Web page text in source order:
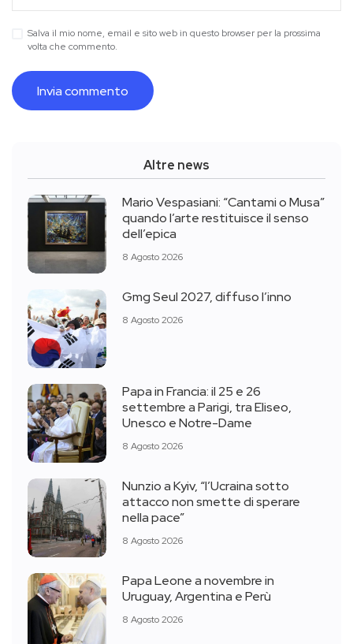
Salva il mio nome, email e sito web in questo browser per la prossima
volta che commento.
Altre news
Mario Vespasiani: “Cantami o Musa”
quando l’arte restituisce il senso
dell’epica
8 Agosto 2026
Gmg Seul 2027, diffuso l’inno
8 Agosto 2026
Papa in Francia: il 25 e 26
settembre a Parigi, tra Eliseo,
Unesco e Notre-Dame
8 Agosto 2026
Nunzio a Kyiv, “l’Ucraina sotto
attacco non smette di sperare
nella pace”
8 Agosto 2026
Papa Leone a novembre in
Uruguay, Argentina e Perù
8 Agosto 2026